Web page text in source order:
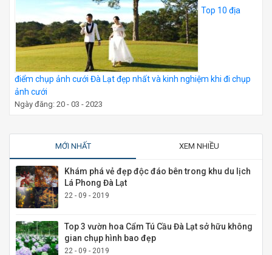
Top 10 địa
điểm chụp ảnh cưới Đà Lạt đẹp nhất và kinh nghiệm khi đi chụp
ảnh cưới
Ngày đăng: 20 - 03 - 2023
MỚI NHẤT XEM NHIỀU
Khám phá vẻ đẹp độc đáo bên trong khu du lịch
Lá Phong Đà Lạt
22 - 09 - 2019
Top 3 vườn hoa Cẩm Tú Cầu Đà Lạt sở hữu không
gian chụp hình bao đẹp
22 - 09 - 2019